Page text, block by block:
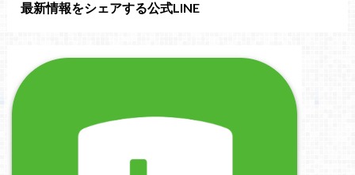
最新情報をシェアする公式LINE